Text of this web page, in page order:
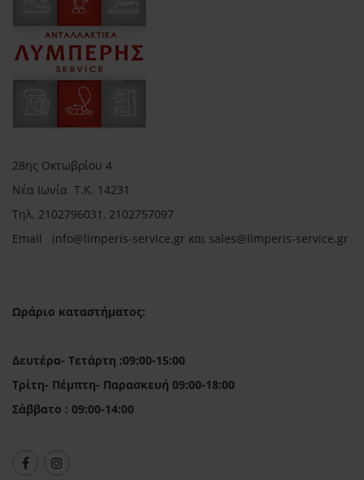
28ης Οκτωβρίου 4
Νέα Ιωνία Τ.Κ. 14231
Τηλ. 2102796031, 2102757097
Email info@limperis-service.gr και sales@limperis-service.gr
Ωράριο καταστήματος:
Δευτέρα- Τετάρτη :09:00-15:00
Τρίτη- Πέμπτη- Παρασκευή 09:00-18:00
Σάββατο : 09:00-14:00